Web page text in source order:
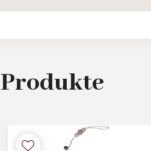
Produkte